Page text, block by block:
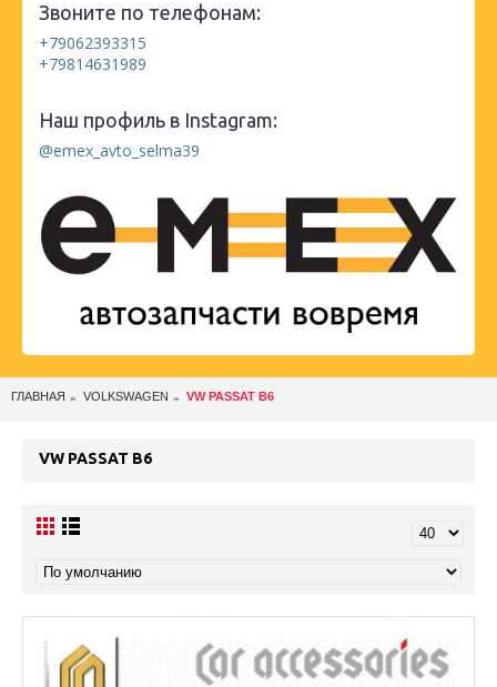
Звоните по телефонам:
+79062393315
+79814631989
Наш профиль в Instagram:
@emex_avto_selma39
ГЛАВНАЯ VOLKSWAGEN VW PASSAT B6
VW PASSAT B6